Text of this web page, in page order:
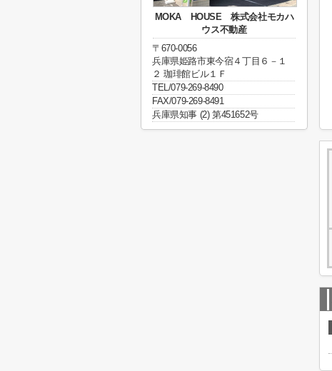
MOKA HOUSE 株式会社モカハ
ウス不動産
〒670-0056
兵庫県姫路市東今宿４丁目６－１
２ 珈琲館ビル１Ｆ
TEL/079-269-8490
FAX/079-269-8491
兵庫県知事 (2) 第451652号